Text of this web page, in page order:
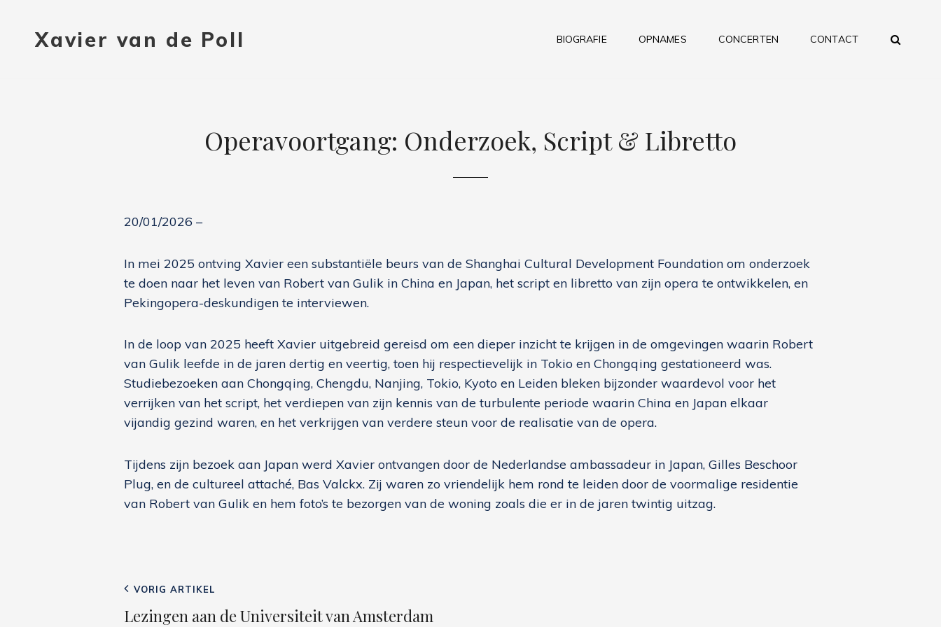
Xavier van de Poll BIOGRAFIE OPNAMES CONCERTEN CONTACT
Operavoortgang: Onderzoek, Script & Libretto
20/01/2026 –
In mei 2025 ontving Xavier een substantiële beurs van de Shanghai Cultural Development Foundation om onderzoek
te doen naar het leven van Robert van Gulik in China en Japan, het script en libretto van zijn opera te ontwikkelen, en
Pekingopera-deskundigen te interviewen.
In de loop van 2025 heeft Xavier uitgebreid gereisd om een dieper inzicht te krijgen in de omgevingen waarin Robert
van Gulik leefde in de jaren dertig en veertig, toen hij respectievelijk in Tokio en Chongqing gestationeerd was.
Studiebezoeken aan Chongqing, Chengdu, Nanjing, Tokio, Kyoto en Leiden bleken bijzonder waardevol voor het
verrijken van het script, het verdiepen van zijn kennis van de turbulente periode waarin China en Japan elkaar
vijandig gezind waren, en het verkrijgen van verdere steun voor de realisatie van de opera.
Tijdens zijn bezoek aan Japan werd Xavier ontvangen door de Nederlandse ambassadeur in Japan, Gilles Beschoor
Plug, en de cultureel attaché, Bas Valckx. Zij waren zo vriendelijk hem rond te leiden door de voormalige residentie
van Robert van Gulik en hem foto’s te bezorgen van de woning zoals die er in de jaren twintig uitzag.
Bericht
navigatie
Vorig
bericht
VORIG ARTIKEL
Lezingen aan de Universiteit van Amsterdam